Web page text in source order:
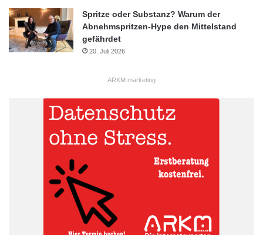
Spritze oder Substanz? Warum der
Abnehmspritzen-Hype den Mittelstand
gefährdet
20. Juli 2026
ARKM.marketing